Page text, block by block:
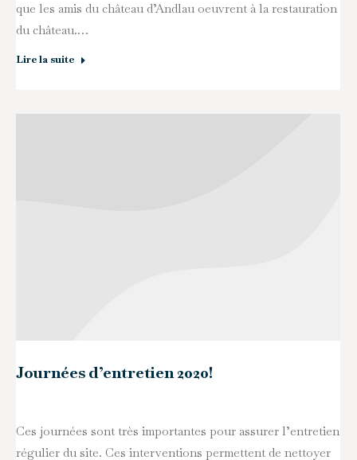
que les amis du château d’Andlau oeuvrent à la restauration
du château.…
Lire la suite
Journées d’entretien 2020!
Ces journées sont très importantes pour assurer l’entretien
régulier du site. Ces interventions permettent de nettoyer